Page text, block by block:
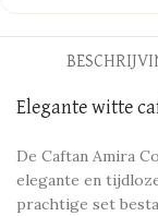
Elegante witte
De Caftan Amira
elegante en
prachtige set